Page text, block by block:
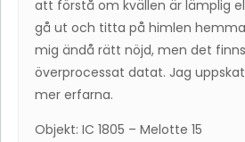
att förstå om kvällen är lämplig
gå ut och titta på himlen
mig ändå rätt nöjd, men det
överprocessat datat. Jag
mer erfarna.
Objekt: IC 1805 – Melotte 15